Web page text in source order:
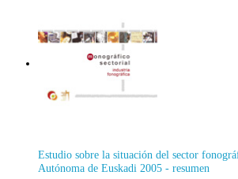
Estudio sobre la situación del sector
Autónoma de Euskadi 2005 - resumen